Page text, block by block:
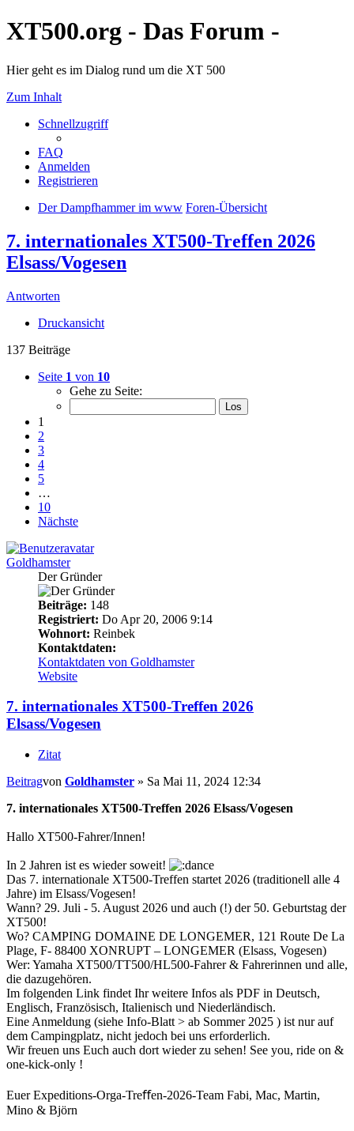
XT500.org - Das Forum -
Hier geht es im Dialog rund um die XT 500
Zum Inhalt
Schnellzugriff
FAQ
Anmelden
Registrieren
Der Dampfhammer im www Foren-Übersicht
7. internationales XT500-Treffen 2026
Elsass/Vogesen
Antworten
Druckansicht
137 Beiträge
Seite 1 von 10
Gehe zu Seite:
1
2
3
4
5
…
10
Nächste
Goldhamster
Der Gründer
Beiträge: 148
Registriert: Do Apr 20, 2006 9:14
Wohnort: Reinbek
Kontaktdaten:
Kontaktdaten von Goldhamster
Website
7. internationales XT500-Treffen 2026
Elsass/Vogesen
Zitat
Beitragvon Goldhamster » Sa Mai 11, 2024 12:34
7. internationales XT500-Treffen 2026 Elsass/Vogesen
Hallo XT500-Fahrer/Innen!
In 2 Jahren ist es wieder soweit!
Das 7. internationale XT500-Treffen startet 2026 (traditionell alle 4
Jahre) im Elsass/Vogesen!
Wann? 29. Juli - 5. August 2026 und auch (!) der 50. Geburtstag der
XT500!
Wo? CAMPING DOMAINE DE LONGEMER, 121 Route De La
Plage, F- 88400 XONRUPT – LONGEMER (Elsass, Vogesen)
Wer: Yamaha XT500/TT500/HL500-Fahrer & Fahrerinnen und alle,
die dazugehören.
Im folgenden Link findet Ihr weitere Infos als PDF in Deutsch,
Englisch, Französisch, Italienisch und Niederländisch.
Eine Anmeldung (siehe Info-Blatt > ab Sommer 2025 ) ist nur auf
dem Campingplatz, nicht jedoch bei uns erforderlich.
Wir freuen uns Euch auch dort wieder zu sehen! See you, ride on &
one-kick-only !
Euer Expeditions-Orga-Treﬀen-2026-Team Fabi, Mac, Martin,
Mino & Björn